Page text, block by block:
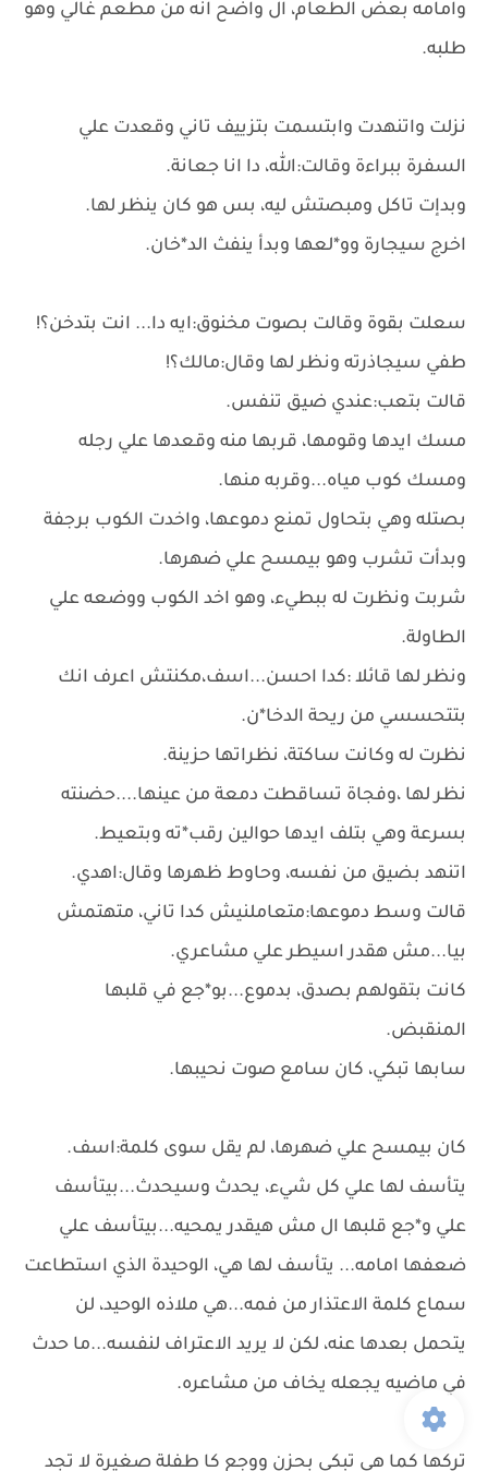
وامامه بعض الطعام، ال واضح انه من مطعم غالي وهو
طلبه.
نزلت واتنهدت وابتسمت بتزييف تاني وقعدت علي
السفرة ببراءة وقالت:الله، دا انا جعانة.
وبدإت تاكل ومبصتش ليه، بس هو كان ينظر لها.
اخرج سيجارة وو*لعها وبدأ ينفث الد*خان.
سعلت بقوة وقالت بصوت مخنوق:ايه دا... انت بتدخن؟!
طفي سيجاذرته ونظر لها وقال:مالك؟!
قالت بتعب:عندي ضيق تنفس.
مسك ايدها وقومها، قربها منه وقعدها علي رجله
ومسك كوب مياه...وقربه منها.
بصتله وهي بتحاول تمنع دموعها، واخدت الكوب برجفة
وبدأت تشرب وهو بيمسح علي ضهرها.
شربت ونظرت له ببطيء، وهو اخد الكوب ووضعه علي
الطاولة.
ونظر لها قائلا :كدا احسن...اسف،مكنتش اعرف انك
بتتحسسي من ريحة الدخا*ن.
نظرت له وكانت ساكتة، نظراتها حزينة.
نظر لها ،وفجاة تساقطت دمعة من عينها....حضنته
بسرعة وهي بتلف ايدها حوالين رقب*ته وبتعيط.
اتنهد بضيق من نفسه، وحاوط ظهرها وقال:اهدي.
قالت وسط دموعها:متعاملنيش كدا تاني، متهتمش
بيا...مش هقدر اسيطر علي مشاعري.
كانت بتقولهم بصدق، بدموع...بو*جع في قلبها
المنقبض.
سابها تبكي، كان سامع صوت نحيبها.
كان بيمسح علي ضهرها، لم يقل سوى كلمة:اسف.
يتأسف لها علي كل شيء، يحدث وسيحدث...بيتأسف
علي و*جع قلبها ال مش هيقدر يمحيه...بيتأسف علي
ضعفها امامه... يتأسف لها هي، الوحيدة الذي استطاعت
سماع كلمة الاعتذار من فمه...هي ملاذه الوحيد، لن
يتحمل بعدها عنه، لكن لا يريد الاعتراف لنفسه...ما حدث
في ماضيه يجعله يخاف من مشاعره.
تركها كما هي تبكي بحزن ووجع كا طفلة صغيرة لا تجد